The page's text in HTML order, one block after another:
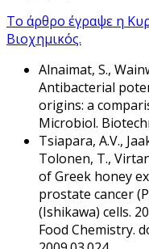
Το άρθρο έγραψε η
Βιοχημικός.
Alnaimat, S.,
Antibacterial
origins: a
Microbiol.
Tsiapara, A.V.,
Tolonen, T.,
of Greek honey
prostate cancer
(Ishikawa) cells.
Food Chemistry.